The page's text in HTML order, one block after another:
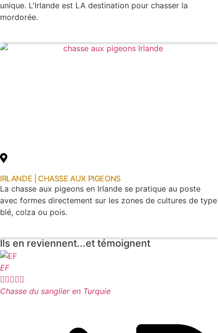
unique. L'Irlande est LA destination pour chasser la
mordorée.
IRLANDE | CHASSE AUX PIGEONS
La chasse aux pigeons en Irlande se pratique au poste
avec formes directement sur les zones de cultures de type
blé, colza ou pois.
Ils en reviennent...et témoignent
EF

Chasse du sanglier en Turquie